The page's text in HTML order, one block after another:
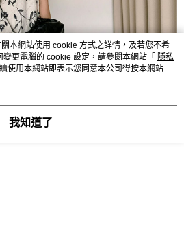
本網站使用 cookie 方式之詳情，及若您不希
更電腦的 cookie 設定，請參閱本網站「 隱私
使用本網站即表示您同意本公司得按本網站使
。
我知道了